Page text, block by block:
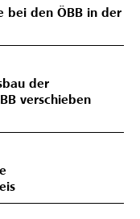
bei den ÖBB in der
der
verschieben